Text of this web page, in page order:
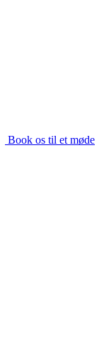
Book os til et møde